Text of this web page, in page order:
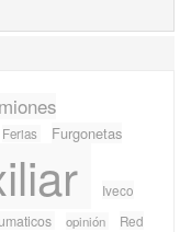
Ferias Furgonetas
Iveco
opinión Red